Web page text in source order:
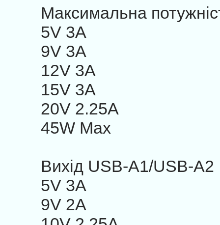
Максимальна
5V 3A
9V 3A
12V 3A
15V 3A
20V 2.25A
45W Max
Вихід USB-A1/USB-A2
5V 3A
9V 2A